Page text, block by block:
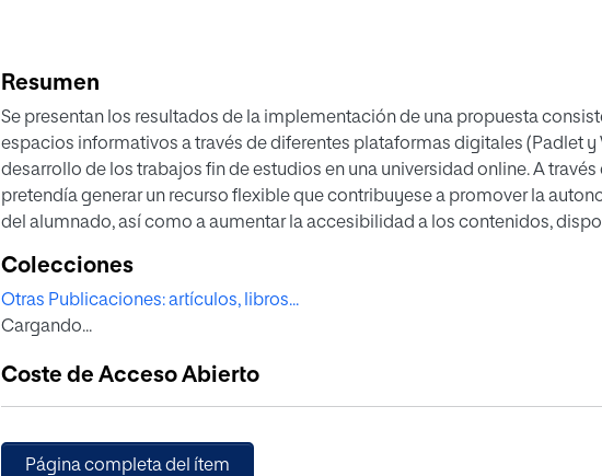
Resumen
Se presentan los resultados de la implementación de una propuesta
espacios informativos a través de diferentes plataformas digitales (Padlet y
desarrollo de los trabajos fin de estudios en una universidad online. A través
pretendía generar un recurso flexible que contribuyese a promover la
del alumnado, así como a aumentar la accesibilidad a los contenidos,
de grado y máster. Sus percepciones sobre los espacios creados se han
cuestionario de carácter mixto. Los resultados han sido muy positivos en
de los estudiantes sobre la accesibilidad y utilidad de los espacios, el
Colecciones
Otras Publicaciones: artículos, libros...
Cargando...
Coste de Acceso Abierto
Página completa del ítem